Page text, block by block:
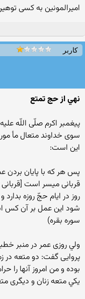
امیرالمونین به کسی
کاربر
نهي از حج تمتع
پيغمبر اكرم صلّى اللّه
سوى خداوند متعال مأ
اين است:
پس هر كه با پايان بردن
قربانى ميسر است
روز در ايام حجّ روزه
سوره بقره)
ولي روزى عمر در منبر
پروايى گفت: دو متعه در
بوده و من امروز آنها را
يكي متعه زنان و دیگری